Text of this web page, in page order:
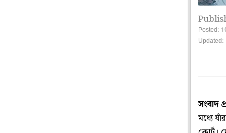
Posted:
Updated:
সংবাদ
মধ্যে